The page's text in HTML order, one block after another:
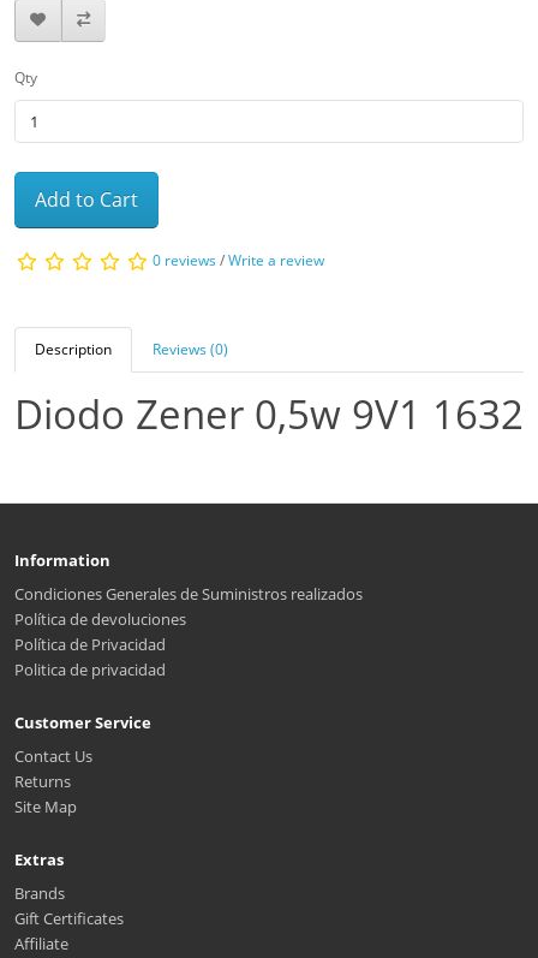
Qty
Add to Cart
0 reviews/Write a review
Description Reviews (0)
Diodo Zener 0,5w 9V1 1632
Information
Condiciones Generales de Suministros realizados
Política de devoluciones
Política de Privacidad
Politica de privacidad
Customer Service
Contact Us
Returns
Site Map
Extras
Brands
Gift Certificates
Affiliate